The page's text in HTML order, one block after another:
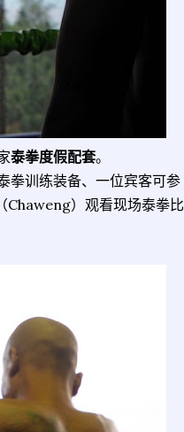
泰拳度假配套。
拳训练装备、一位宾客可参
Chaweng）观看现场泰拳比